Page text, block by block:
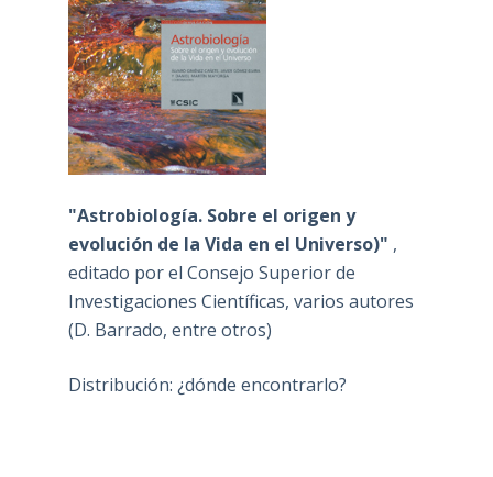
"Astrobiología. Sobre el origen y
evolución de la Vida en el Universo)" ,
editado por el Consejo Superior de
Investigaciones Científicas, varios autores
(D. Barrado, entre otros)
Distribución: ¿dónde encontrarlo?